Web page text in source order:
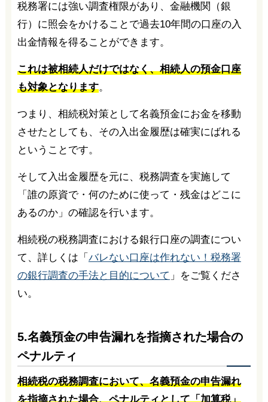
税務署には強い調査権限があり、金融機関（銀
行）に照会をかけることで過去10年間の口座の入
出金情報を得ることができます。
これは被相続人だけではなく、相続人の預金口座
も対象となります。
つまり、相続税対策として名義預金にお金を移動
させたとしても、その入出金履歴は確実にばれる
ということです。
そして入出金履歴を元に、税務調査を実施して
「誰の原資で・何のために使って・残金はどこに
あるのか」の確認を行います。
相続税の税務調査における銀行口座の調査につい
て、詳しくは「 バレない口座は作れない！税務署
の銀行調査の手法と目的について 」をご覧くださ
い。
5.名義預金の申告漏れを指摘された場合の
ペナルティ
相続税の税務調査において、名義預金の申告漏れ
を指摘された場合、ペナルティとして「加算税」